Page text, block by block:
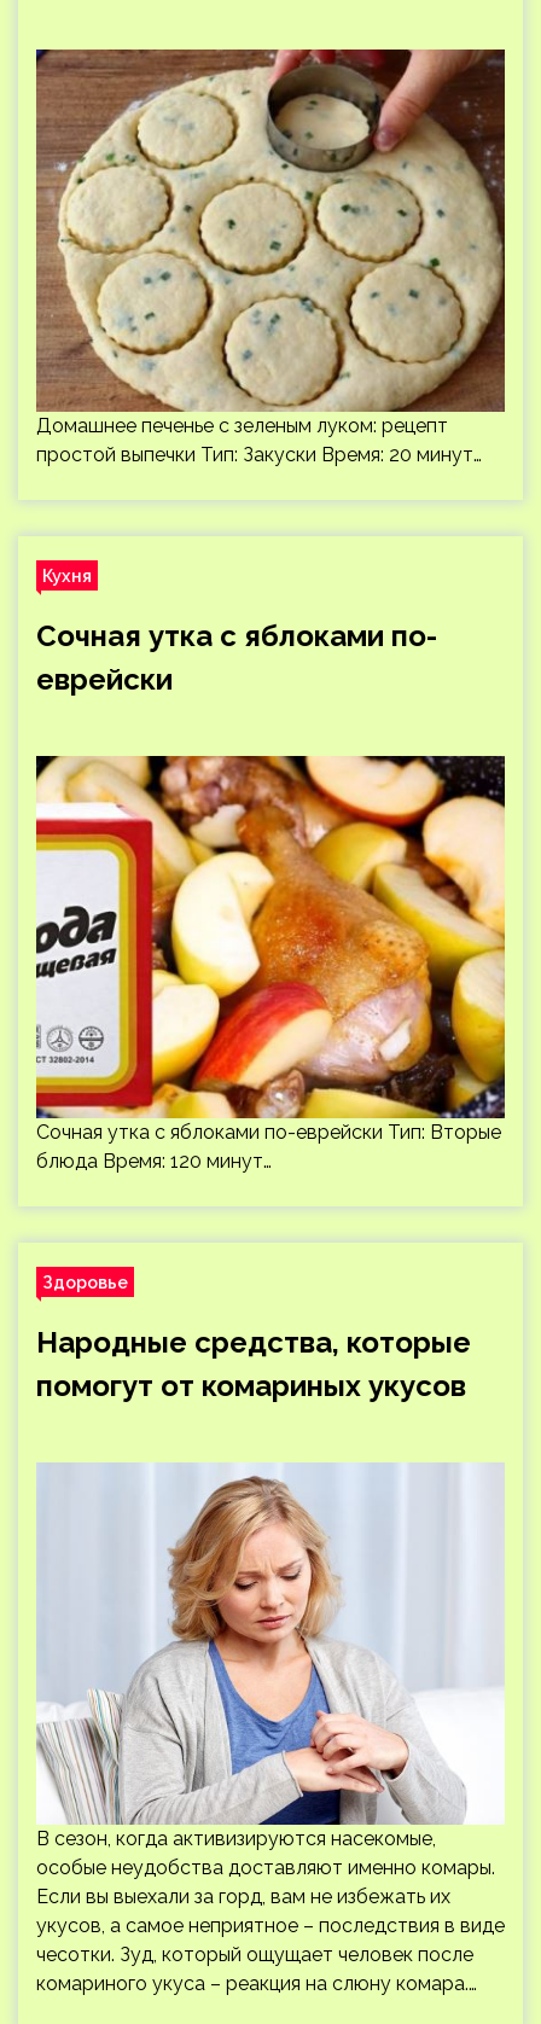
Домашнее печенье с зеленым луком: рецепт
простой выпечки Тип: Закуски Время: 20 минут…
Кухня
Сочная утка с яблоками по-
еврейски
Сочная утка с яблоками по-еврейски Тип: Вторые
блюда Время: 120 минут…
Здоровье
Народные средства, которые
помогут от комариных укусов
В сезон, когда активизируются насекомые,
особые неудобства доставляют именно комары.
Если вы выехали за горд, вам не избежать их
укусов, а самое неприятное – последствия в виде
чесотки. Зуд, который ощущает человек после
комариного укуса – реакция на слюну комара.…